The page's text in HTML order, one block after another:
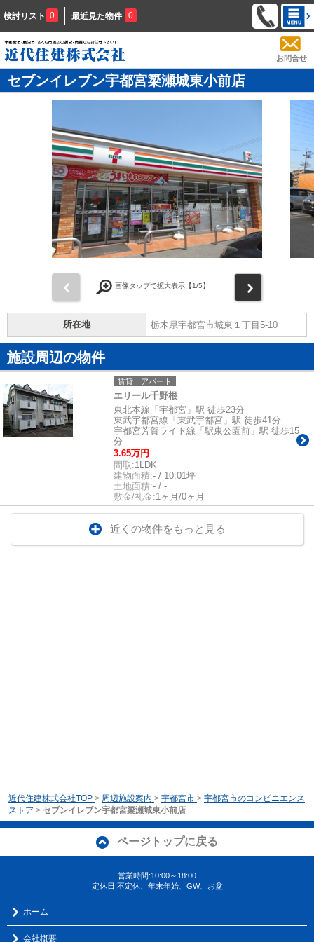
検討リスト 0 最近見た物件 0
お問合せ
セブンイレブン宇都宮簗瀬城東小前店
画像タップで拡大表示【1/5】
所在地 栃木県宇都宮市城東１丁目5-10
施設周辺の物件
賃貸｜アパート
エリール千野根
東北本線「宇都宮」駅 徒歩23分
東武宇都宮線「東武宇都宮」駅 徒歩41分
宇都宮芳賀ライト線「駅東公園前」駅 徒歩15
分
3.65万円
間取:1LDK
建物面積:- / 10.01坪
土地面積:- / -
敷金/礼金:1ヶ月/0ヶ月
近くの物件をもっと見る
近代住建株式会社TOP > 周辺施設案内 > 宇都宮市 > 宇都宮市のコンビニエンス
ストア > セブンイレブン宇都宮簗瀬城東小前店
ページトップに戻る
営業時間:10:00～18:00
定休日:不定休、年末年始、GW、お盆
ホーム
会社概要